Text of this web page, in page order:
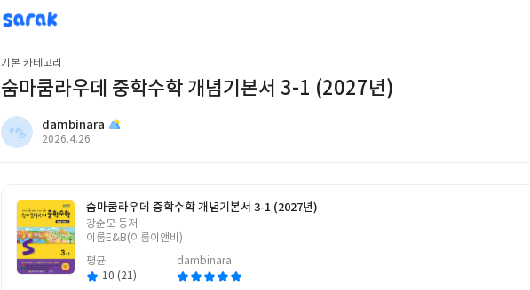
sarak
dambinara
기본 카테고리
숨마쿰라우데 중학수학 개념기본서 3-1 (2027년)
dambinara
작
2026.4.26
숨마쿰라우데 중학수학 개념기본서 3-1 (2027년)
글
쓴
강순모 등저
이룸E&B(이룸이앤비)
평균
10 (21)
dambinara